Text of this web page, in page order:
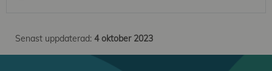
Senast uppdaterad: 4 oktober 2023